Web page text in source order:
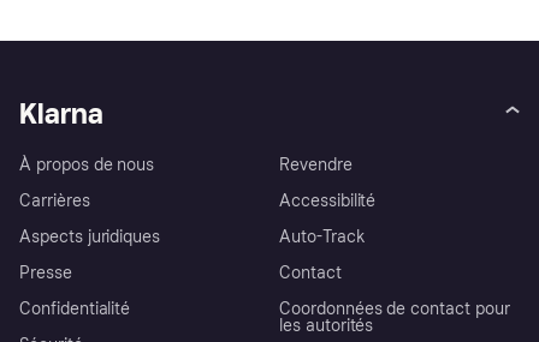
Klarna
À propos de nous
Carrières
Aspects juridiques
Presse
Confidentialité
Revendre
Accessibilité
Auto-Track
Contact
Coordonnées de contact pour
les autorités